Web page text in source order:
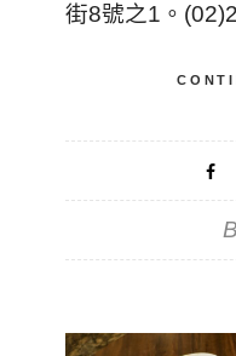
街8號之1。